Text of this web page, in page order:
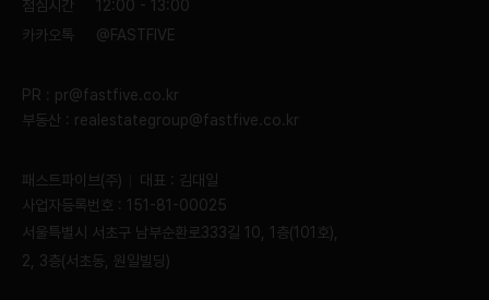
점심시간
12:00 - 13:00
카카오톡
@FASTFIVE
PR : pr@fastfive.co.kr
부동산 : realestategroup@fastfive.co.kr
패스트파이브(주)
대표 : 김대일
사업자등록번호 : 151-81-00025
서울특별시 서초구 남부순환로333길 10, 1층(101호),
2, 3층(서초동, 원일빌딩)